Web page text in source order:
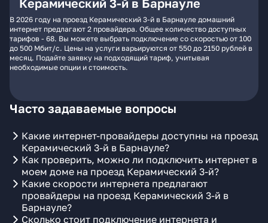
Керамический 3-й в Барнауле
В 2026 году на проезд Керамический 3-й в Барнауле домашний
интернет предлагают 2 провайдера. Общее количество доступных
тарифов - 68. Вы можете выбрать подключение со скоростью от 100
до 500 Мбит/с. Цены на услуги варьируются от 550 до 2150 рублей в
месяц. Подайте заявку на подходящий тариф, учитывая
необходимые опции и стоимость.
Часто задаваемые вопросы
Какие интернет-провайдеры доступны на проезд
Керамический 3-й в Барнауле?
Как проверить, можно ли подключить интернет в
моем доме на проезд Керамический 3-й?
Какие скорости интернета предлагают
провайдеры на проезд Керамический 3-й в
Барнауле?
Сколько стоит подключение интернета и